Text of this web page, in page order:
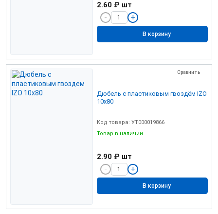
2.60 ₽ шт
В корзину
Сравнить
Дюбель с пластиковым гвоздём IZO
10х80
Код товара: УТ000019866
Товар в наличии
2.90 ₽ шт
В корзину